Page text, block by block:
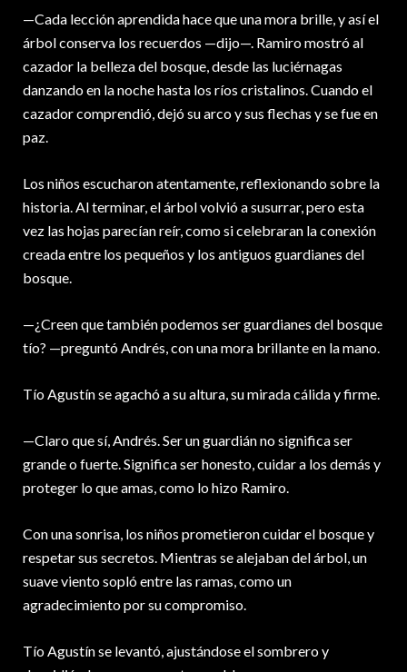
—Cada lección aprendida hace que una mora brille, y así el
árbol conserva los recuerdos —dijo—. Ramiro mostró al
cazador la belleza del bosque, desde las luciérnagas
danzando en la noche hasta los ríos cristalinos. Cuando el
cazador comprendió, dejó su arco y sus flechas y se fue en
paz.
Los niños escucharon atentamente, reflexionando sobre la
historia. Al terminar, el árbol volvió a susurrar, pero esta
vez las hojas parecían reír, como si celebraran la conexión
creada entre los pequeños y los antiguos guardianes del
bosque.
—¿Creen que también podemos ser guardianes del bosque
tío? —preguntó Andrés, con una mora brillante en la mano.
Tío Agustín se agachó a su altura, su mirada cálida y firme.
—Claro que sí, Andrés. Ser un guardián no significa ser
grande o fuerte. Significa ser honesto, cuidar a los demás y
proteger lo que amas, como lo hizo Ramiro.
Con una sonrisa, los niños prometieron cuidar el bosque y
respetar sus secretos. Mientras se alejaban del árbol, un
suave viento sopló entre las ramas, como un
agradecimiento por su compromiso.
Tío Agustín se levantó, ajustándose el sombrero y